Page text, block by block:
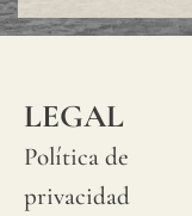
LEGAL
Política de
privacidad